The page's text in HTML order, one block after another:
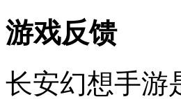
游戏反馈
长安幻想手游